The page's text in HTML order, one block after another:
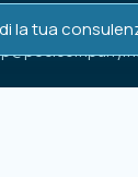
la tua
€ 50.000 |
Imprese n. VA-